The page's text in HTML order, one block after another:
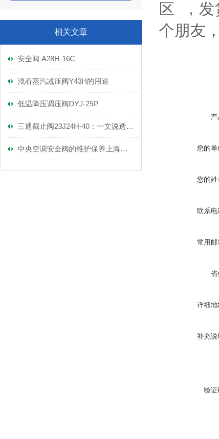
相关文章
安全阀 A28H-16C
浅看蒸汽减压阀Y43H的用途
低温降压调压阀DYJ-25P
三通截止阀23J24H-40：一文说透，它的核心功能到底有多关键？
中央空调安全阀的维护保养上海富功阀门科技有限公司
区 ，发
个朋友
您的单
您的姓
联系电
常用邮
省
详细地
补充说
验证